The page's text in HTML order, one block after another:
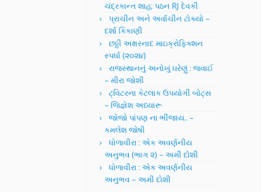
ચંદ્રકાન્ત શાહ; પઠન RJ દેવકી
પ્રાચીન અને અર્વાચીન ટોક્યો –
દર્શા કિકાણી
છઠ્ઠી અક્ષરનાદ માઇક્રોફિક્શન
સ્પર્ધા (૨૦૨૪)
રાજસ્થાનનું અનોખું ઘરેણું : જવાઈ
– મીરા જોશી
ટ્વિટરના કેટલાક ઉપયોગી બોટ્સ
– જિજ્ઞેશ અધ્યારૂ
જોજો પાંપણ ના ભીંજાય.. –
કમલેશ જોષી
ધોળાવીરા : એક અવર્ણનીય
અનુભવ (ભાગ ૨) – અમી દોશી
ધોળાવીરા : એક અવર્ણનીય
અનુભવ – અમી દોશી